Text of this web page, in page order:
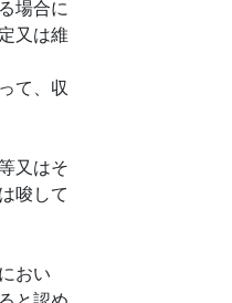
場合に
又は維
て、収
又はそ
唆して
おい